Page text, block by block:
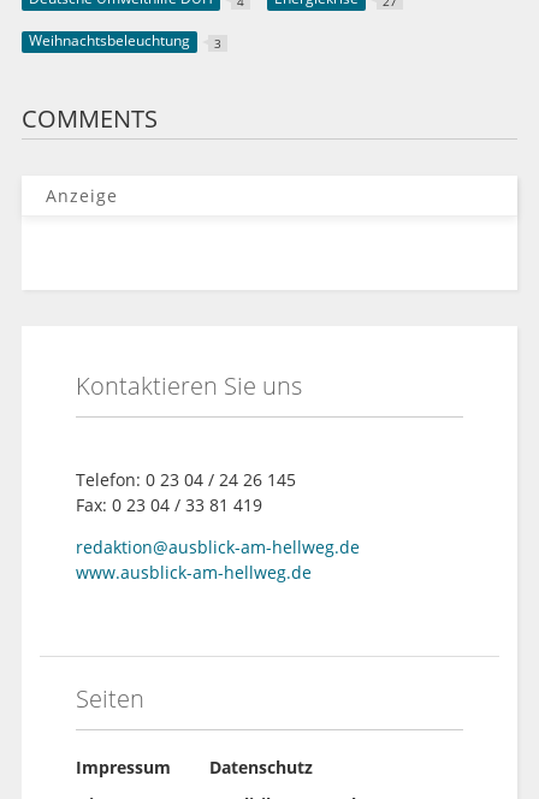
Weihnachtsbeleuchtung 3
COMMENTS
Anzeige
Kontaktieren Sie uns
Telefon: 0 23 04 / 24 26 145
Fax: 0 23 04 / 33 81 419
redaktion@ausblick-am-hellweg.de
www.ausblick-am-hellweg.de
Seiten
Impressum
Datenschutz